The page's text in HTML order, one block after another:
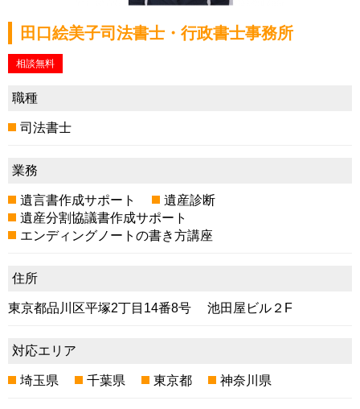
田口絵美子司法書士・行政書士事務所
相談無料
職種
司法書士
業務
遺言書作成サポート
遺産診断
遺産分割協議書作成サポート
エンディングノートの書き方講座
住所
東京都品川区平塚2丁目14番8号 池田屋ビル２F
対応エリア
埼玉県 千葉県 東京都 神奈川県